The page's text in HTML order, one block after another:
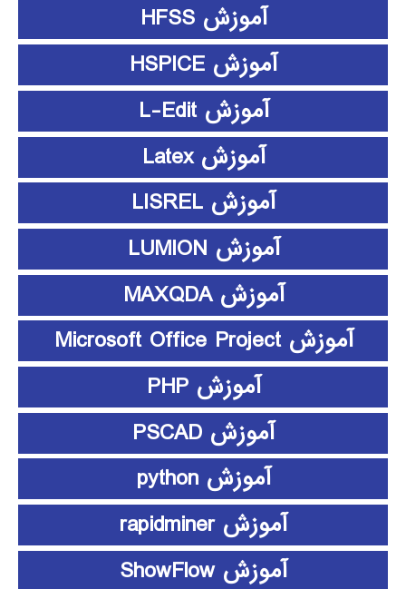
آموزش HFSS
آموزش HSPICE
آموزش L-Edit
آموزش Latex
آموزش LISREL
آموزش LUMION
آموزش MAXQDA
آموزش Microsoft Office Project
آموزش PHP
آموزش PSCAD
آموزش python
آموزش rapidminer
آموزش ShowFlow